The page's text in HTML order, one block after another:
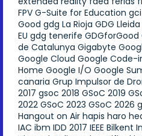
FPV G-Suite for Education gci
Good gdg La Rioja GDG Lleida
EU gdg tenerife GDGforGood
de Catalunya Gigabyte
Google Cloud Google Code-
Home Google I/O Google
canaria Grup Impulsor de
2017 gsoc 2018 GSoC 2019
2022 GSoC 2023 GSoC 2026
Hangout on Air hapis haro
IAC ibm IDD 2017 IEEE Bilkent